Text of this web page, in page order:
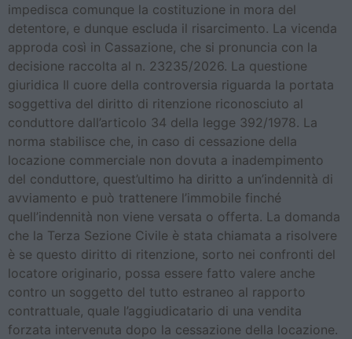
impedisca comunque la costituzione in mora del
detentore, e dunque escluda il risarcimento. La vicenda
approda così in Cassazione, che si pronuncia con la
decisione raccolta al n. 23235/2026. La questione
giuridica Il cuore della controversia riguarda la portata
soggettiva del diritto di ritenzione riconosciuto al
conduttore dall’articolo 34 della legge 392/1978. La
norma stabilisce che, in caso di cessazione della
locazione commerciale non dovuta a inadempimento
del conduttore, quest’ultimo ha diritto a un’indennità di
avviamento e può trattenere l’immobile finché
quell’indennità non viene versata o offerta. La domanda
che la Terza Sezione Civile è stata chiamata a risolvere
è se questo diritto di ritenzione, sorto nei confronti del
locatore originario, possa essere fatto valere anche
contro un soggetto del tutto estraneo al rapporto
contrattuale, quale l’aggiudicatario di una vendita
forzata intervenuta dopo la cessazione della locazione.